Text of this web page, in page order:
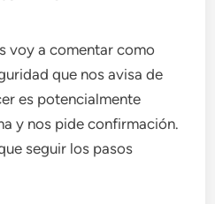
voy a comentar como
que nos avisa de
es potencialmente
y nos pide confirmación.
seguir los pasos